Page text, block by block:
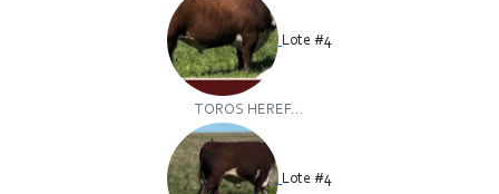
Lote #4
TOROS HEREF...
Lote #4